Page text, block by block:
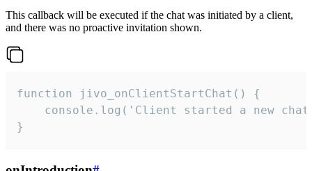
This callback will be executed if the chat was initiated by a client,
and there was no proactive invitation shown.
function jivo_onClientStartChat() {
console.log('Client started a new
}